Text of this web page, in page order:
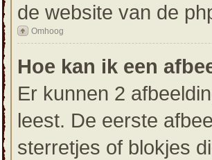
de website van de
Omhoog
Hoe kan ik een
Er kunnen 2
leest. De eerste
sterretjes of blokjes